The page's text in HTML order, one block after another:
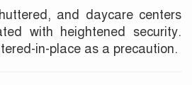
and daycare centers
with heightened security.
in-place as a precaution.